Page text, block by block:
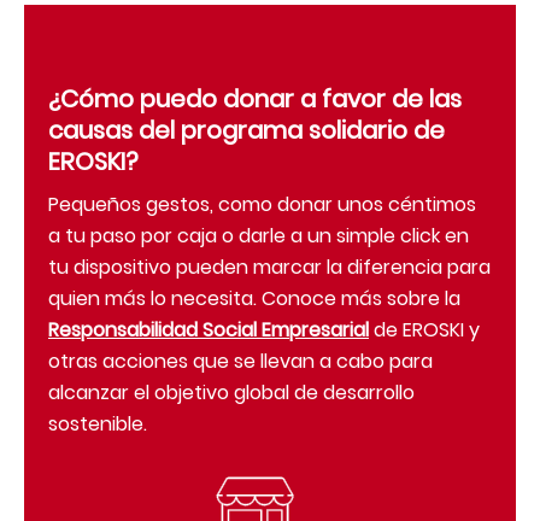
¿Cómo puedo donar a favor de las
causas del programa solidario de
EROSKI?
Pequeños gestos, como donar unos céntimos
a tu paso por caja o darle a un simple click en
tu dispositivo pueden marcar la diferencia para
quien más lo necesita. Conoce más sobre la
Responsabilidad Social Empresarialde EROSKI y
otras acciones que se llevan a cabo para
alcanzar el objetivo global de desarrollo
sostenible.